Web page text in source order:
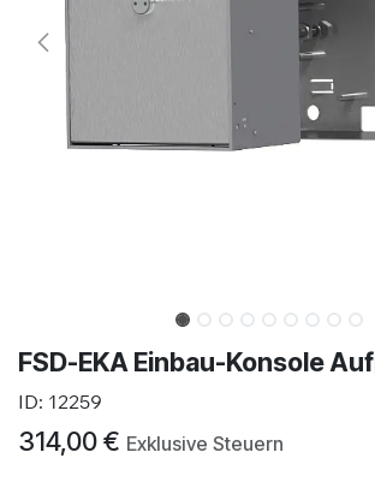
FSD-EKA Einbau-Konsole
ID: 12259
314,00€ Exklusive Steuern